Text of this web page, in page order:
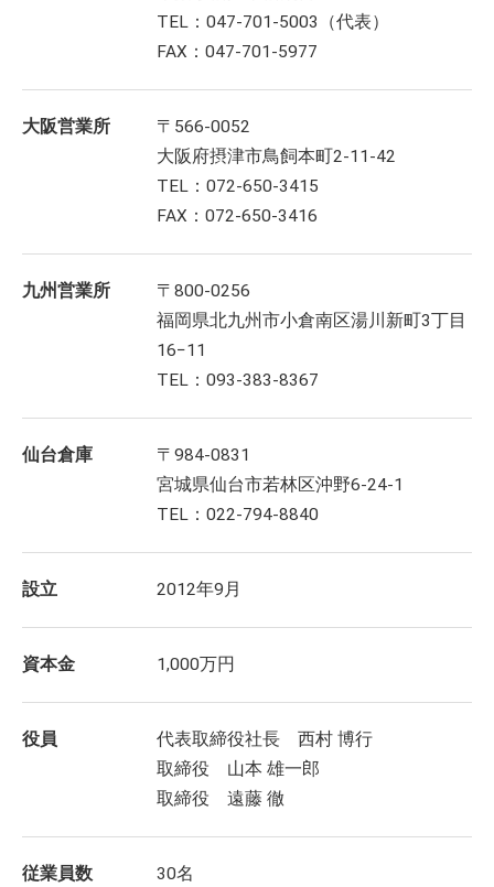
TEL：047-701-5003（代表）
FAX：047-701-5977
大阪営業所
〒566-0052
大阪府摂津市鳥飼本町2-11-42
TEL：072-650-3415
FAX：072-650-3416
九州営業所
〒800-0256
福岡県北九州市小倉南区湯川新町3丁目
16−11
TEL：093-383-8367
仙台倉庫
〒984-0831
宮城県仙台市若林区沖野6-24-1
TEL：022-794-8840
設立 2012年9月
資本金 1,000万円
役員
代表取締役社長 西村 博行
取締役 山本 雄一郎
取締役 遠藤 徹
従業員数 30名